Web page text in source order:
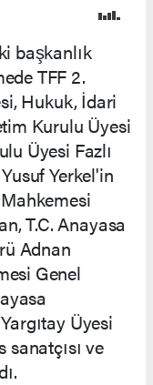
başkanlık
TFF 2.
Hukuk, İdari
Kurulu Üyesi
Üyesi Fazlı
Yerkel'in
T.C. Anayasa
Adnan
Genel
Üyesi
sanatçısı ve